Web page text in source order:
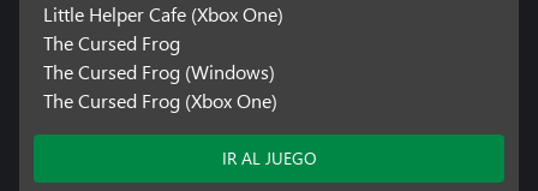
Little Helper Cafe (Xbox One)
The Cursed Frog
The Cursed Frog (Windows)
The Cursed Frog (Xbox One)
IR AL JUEGO